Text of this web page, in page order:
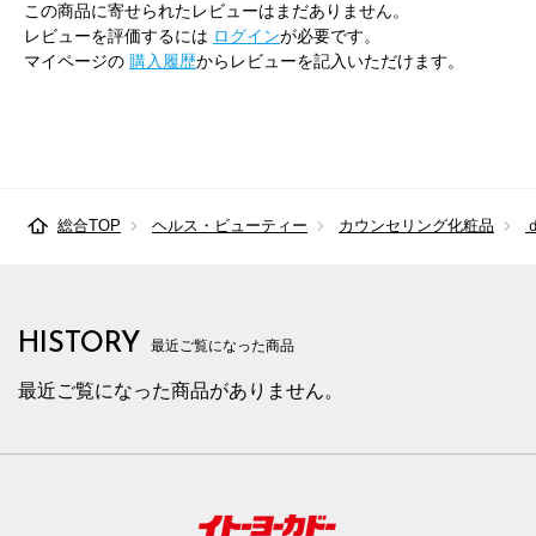
この商品に寄せられたレビューはまだありません。
レビューを評価するには ログインが必要です。
マイページの 購入履歴からレビューを記入いただけます。
総合TOP ヘルス・ビューティー カウンセリング化粧品
HISTORY 最近ご覧になった商品
最近ご覧になった商品がありません。